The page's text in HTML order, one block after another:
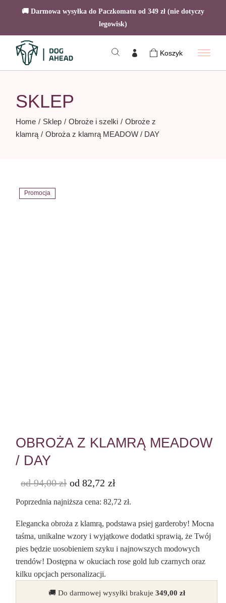
🚚 Darmowa wysyłka do Paczkomatu od 349 zł (nie dotyczy
legowisk)
content
Koszyk
SKLEP
Home Sklep Obroże i szelki
Obroże z
klamrą
Obroża z klamrą MEADOW / DAY
Promocja
OBROŻA Z KLAMRĄ MEADOW
/ DAY
od94,00zł od 82,72 zł
Poprzednia najniższa cena:82,72zł.
Elegancka obroża z klamrą, podstawa psiej garderoby! Mocna
taśma, unikalne wzory i wyjątkowe dodatki sprawią, że Twój
pies będzie uosobieniem szyku i najnowszych modowych
trendów! Dostępna w okuciach rose gold lub czarnych oraz
kilku opcjach personalizacji.
🚚 Do darmowej wysyłki brakuje 349,00 zł